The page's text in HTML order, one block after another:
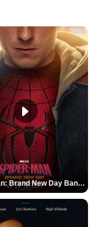
Spider-Man: Brand New Day Bande-annonce VO STFR